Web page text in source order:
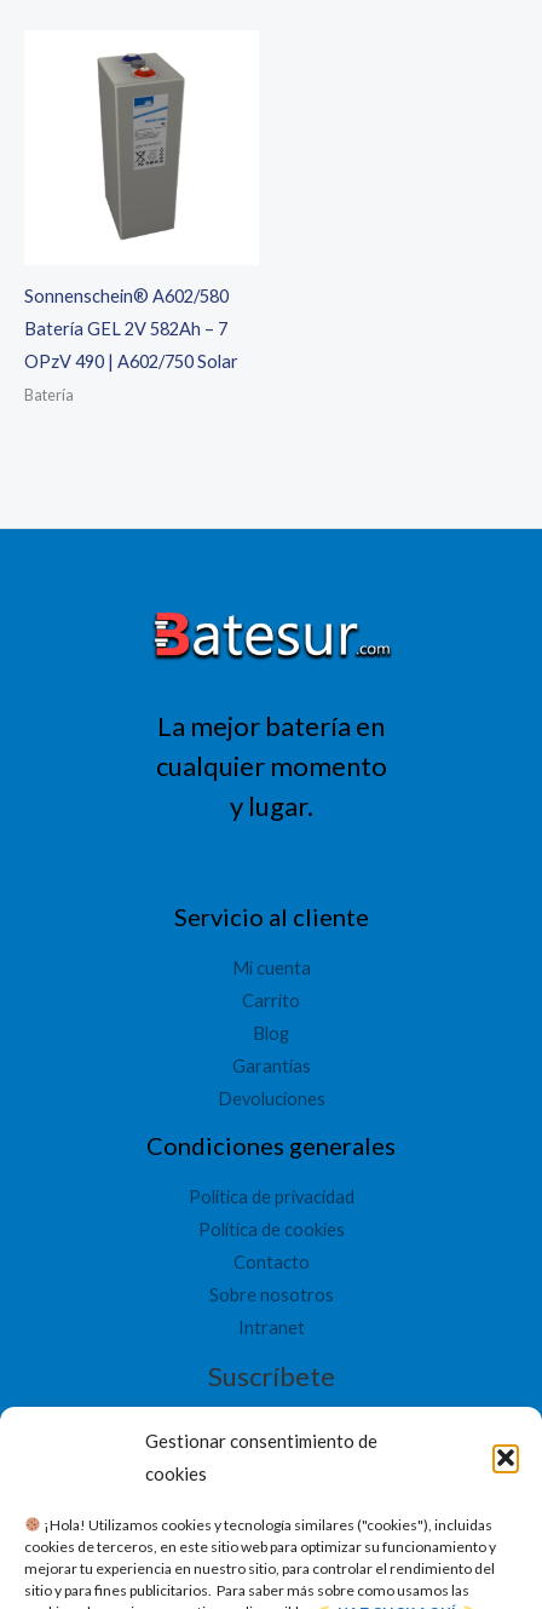
Gestionar consentimiento de
cookies
​ ¡Hola! Utilizamos cookies y tecnología similares ("cookies"), incluidas
cookies de terceros, en este sitio web para optimizar su funcionamiento y
mejorar tu experiencia en nuestro sitio, para controlar el rendimiento del
sitio y para fines publicitarios. Para saber más sobre como usamos las
Sonnenschein® A602/580
Batería GEL 2V 582Ah – 7
OPzV 490 | A602/750 Solar
Batería
La mejor batería en
cualquier momento
y lugar.
Servicio al cliente
Mi cuenta
Carrito
Blog
Garantías
Devoluciones
Condiciones generales
Política de privacidad
Política de cookies
Contacto
Sobre nosotros
Intranet
Suscríbete
SUSCRIBETE